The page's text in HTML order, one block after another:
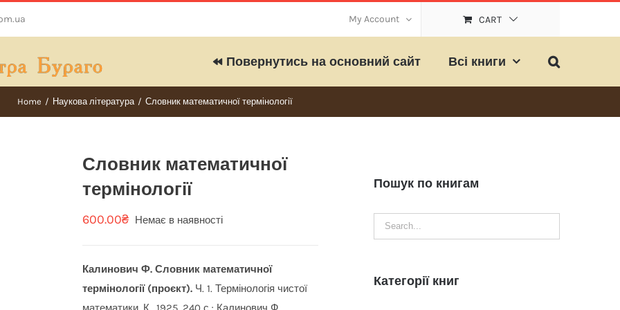
My Account CART
Повернутись на основний сайт Всі книги
Home / Наукова література / Словник математичної термінології
Словник математичної
термінології
600.00₴ Немає в наявності
Калинович Ф. Словник математичної
термінології (проєкт). Ч. 1. Термінологія чистої
Пошук по книгам
Категорії книг